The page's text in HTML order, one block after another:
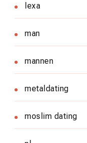
lexa
man
mannen
metaldating
moslim dating